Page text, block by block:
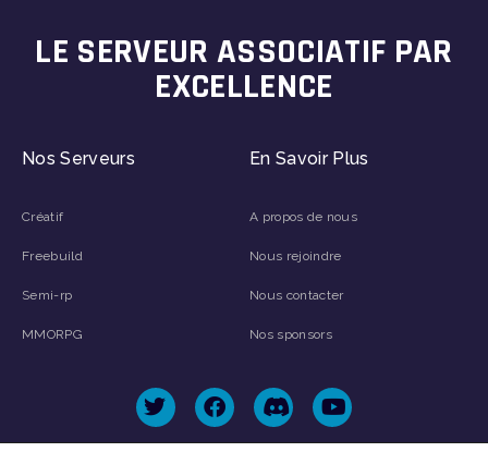
LE SERVEUR ASSOCIATIF PAR
EXCELLENCE
Nos Serveurs
Créatif
Freebuild
Semi-rp
MMORPG
En Savoir Plus
A propos de nous
Nous rejoindre
Nous contacter
Nos sponsors